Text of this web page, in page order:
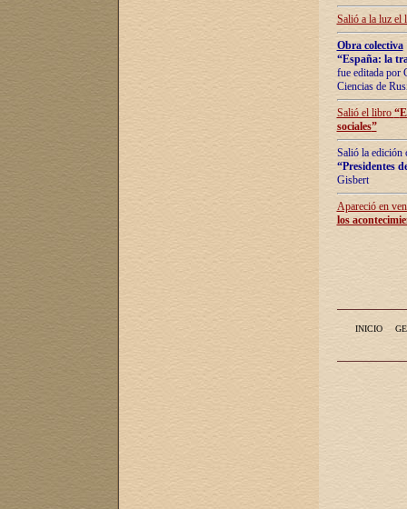
Salió a la luz el
Obra colectiva
“España: la
fue editada por
Ciencias de
Salió el libro “
sociales”
Salió la edición
“Presidentes
Gisbert
Apareció en
los
INICIO